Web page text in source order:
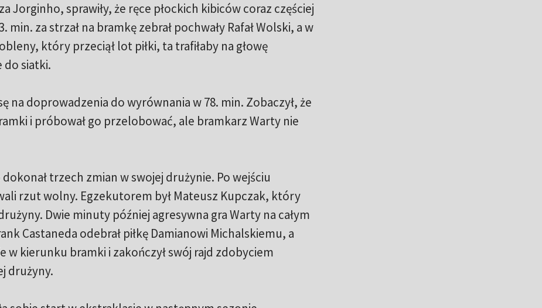
Jorginho, sprawiły, że ręce płockich kibiców coraz częściej
min. za strzał na bramkę zebrał pochwały Rafał Wolski, a w
który przeciął lot piłki, ta trafiłaby na głowę
do siatki.
na doprowadzenia do wyrównania w 78. min. Zobaczył, że
i próbował go przelobować, ale bramkarz Warty nie
trzech zmian w swojej drużynie. Po wejściu
rzut wolny. Egzekutorem był Mateusz Kupczak, który
Dwie minuty później agresywna gra Warty na całym
Castaneda odebrał piłkę Damianowi Michalskiemu, a
w kierunku bramki i zakończył swój rajd zdobyciem
drużyny.